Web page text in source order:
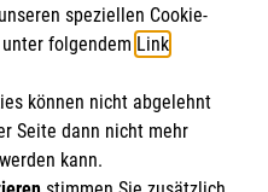
speziellen Cookie-
folgendem Link.
können nicht abgelehnt
Seite dann nicht mehr
kann.